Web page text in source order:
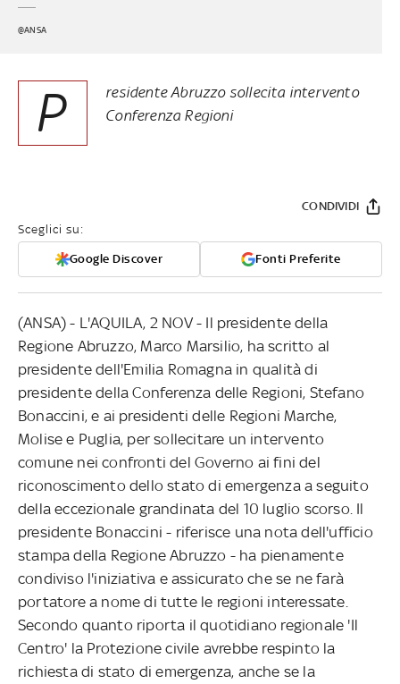
@ANSA
P
residente Abruzzo sollecita intervento
Conferenza Regioni
Sceglici su:
Google Discover Fonti Preferite
CONDIVIDI
(ANSA) - L'AQUILA, 2 NOV - Il presidente della
Regione Abruzzo, Marco Marsilio, ha scritto al
presidente dell'Emilia Romagna in qualità di
presidente della Conferenza delle Regioni, Stefano
Bonaccini, e ai presidenti delle Regioni Marche,
Molise e Puglia, per sollecitare un intervento
comune nei confronti del Governo ai fini del
riconoscimento dello stato di emergenza a seguito
della eccezionale grandinata del 10 luglio scorso. Il
presidente Bonaccini - riferisce una nota dell'ufficio
stampa della Regione Abruzzo - ha pienamente
condiviso l'iniziativa e assicurato che se ne farà
portatore a nome di tutte le regioni interessate.
Secondo quanto riporta il quotidiano regionale 'Il
Centro' la Protezione civile avrebbe respinto la
richiesta di stato di emergenza, anche se la